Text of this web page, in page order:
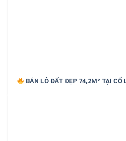
BÁN LÔ ĐẤT ĐẸP 74,2M² TẠI CỔ